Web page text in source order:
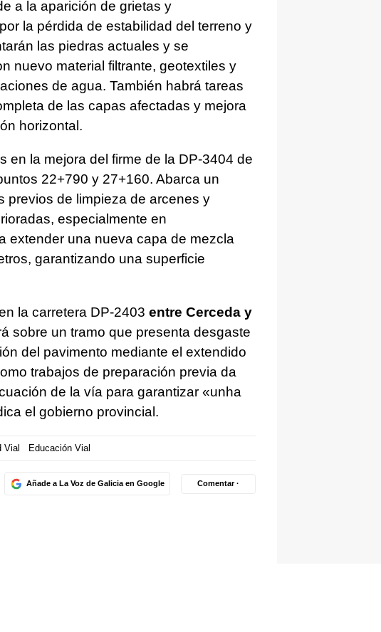
a la aparición de grietas y
la pérdida de estabilidad del terreno y
las piedras actuales y se
nuevo material filtrante, geotextiles y
de agua. También habrá tareas
de las capas afectadas y mejora
horizontal.
en la mejora del firme de la DP-3404 de
22+790 y 27+160. Abarca un
previos de limpieza de arcenes y
especialmente en
extender una nueva capa de mezcla
garantizando una superficie
la carretera DP-2403 entre Cerceda y
sobre un tramo que presenta desgaste
del pavimento mediante el extendido
trabajos de preparación previa da
de la vía para garantizar «unha
el gobierno provincial.
Vial Educación Vial
Añade a La Voz de Galicia en Google Comentar ·